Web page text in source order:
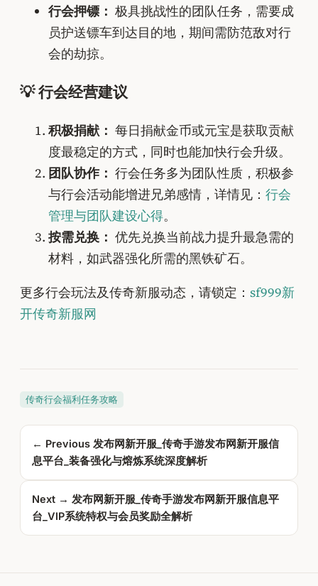
行会押镖： 极具挑战性的团队任务，需要成
员护送镖车到达目的地，期间需防范敌对行
会的劫掠。
💡 行会经营建议
积极捐献： 每日捐献金币或元宝是获取贡献
度最稳定的方式，同时也能加快行会升级。
团队协作： 行会任务多为团队性质，积极参
与行会活动能增进兄弟感情，详情见： 行会
管理与团队建设心得。
按需兑换： 优先兑换当前战力提升最急需的
材料，如武器强化所需的黑铁矿石。
更多行会玩法及传奇新服动态，请锁定： sf999新
开传奇新服网
传奇行会福利任务攻略
← Previous 发布网新开服_传奇手游发布网新开服信
息平台_装备强化与熔炼系统深度解析
Next → 发布网新开服_传奇手游发布网新开服信息平
台_VIP系统特权与会员奖励全解析